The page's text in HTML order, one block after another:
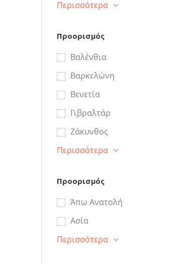
Περισσότερα
Προορισμός
Βαλένθια
Βαρκελώνη
Βενετία
Γιβραλτάρ
Ζάκυνθος
Περισσότερα
Προορισμός
Άπω Ανατολή
Ασία
Περισσότερα